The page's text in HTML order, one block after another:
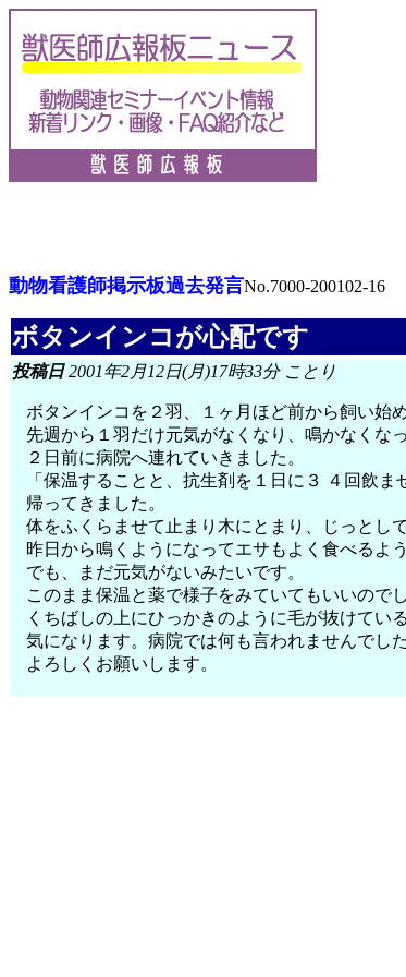
動物看護師掲示板過去発言No.7000-200102-16
ボタンインコが心配です
投稿日2001年2月12日(月)17時33分 ことり
ボタンインコを２羽、１ヶ月ほど前から飼い始
先週から１羽だけ元気がなくなり、鳴かなくな
２日前に病院へ連れていきました。
「保温することと、抗生剤を１日に３ ４回飲
帰ってきました。
体をふくらませて止まり木にとまり、じっとし
昨日から鳴くようになってエサもよく食べるよ
でも、まだ元気がないみたいです。
このまま保温と薬で様子をみていてもいいので
くちばしの上にひっかきのように毛が抜けてい
気になります。病院では何も言われませんでし
よろしくお願いします。